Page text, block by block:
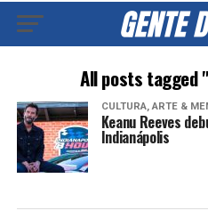
All posts tagged
CULTURA, ARTE &
Keanu Reeves
Indianápolis